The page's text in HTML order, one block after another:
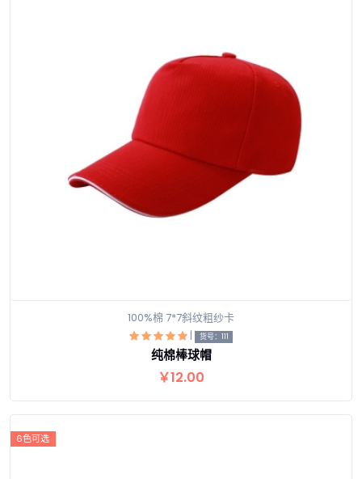
查看详情
100%棉 7*7斜纹粗纱卡
| 货号：111
纯棉棒球帽
￥12.00
6色可选